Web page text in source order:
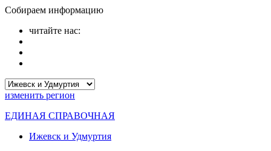
Собираем информацию
читайте нас:
изменить регион
ЕДИНАЯ СПРАВОЧНАЯ
Ижевск и Удмуртия